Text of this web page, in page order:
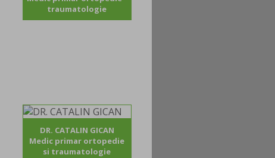
traumatologie
DR. CATALIN GICAN
Medic primar ortopedie
si traumatologie